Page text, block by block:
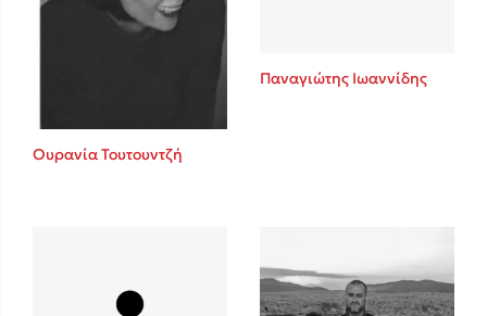
Ουρανία Τουτουντζή
Παναγιώτης Ιωαννίδης